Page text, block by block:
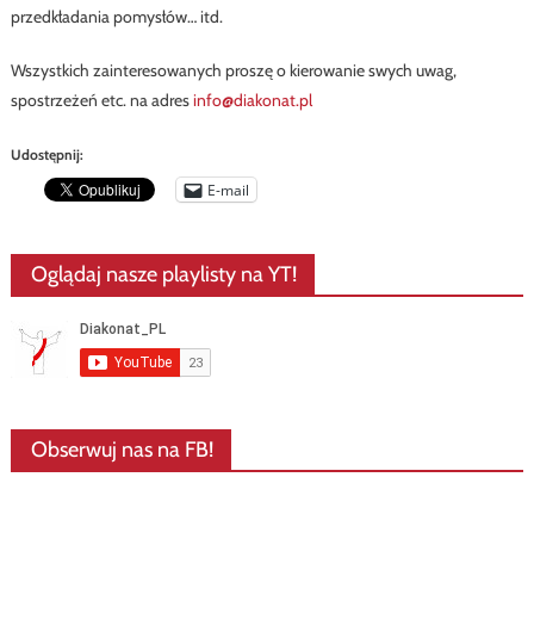
przedkładania pomysłów… itd.
Wszystkich zainteresowanych proszę o kierowanie swych uwag,
spostrzeżeń etc. na adresinfo@diakonat.pl
Udostępnij:
E-mail
Oglądaj nasze playlisty na YT!
Obserwuj nas na FB!